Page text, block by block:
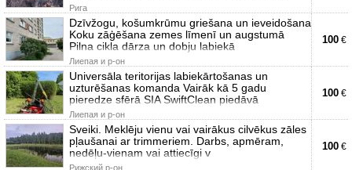
Рига
Dzīvžogu, košumkrūmu griešana un ieveidošana
Koku zāģēšana zemes līmenī un augstumā
Pilna cikla dārza un dobju labiekā
Лиепая и р-он
100 €
Universāla teritorijas labiekārtošanas un
uzturēšanas komanda Vairāk kā 5 gadu
pieredze sfērā SIA SwiftClean piedāvā
Лиепая и р-он
100 €
Sveiki. Meklēju vienu vai vairākus cilvēkus zāles
pļaušanai ar trimmeriem. Darbs, apmēram,
nedēļu-vienam vai attiecīgi v
Рижский р-он
100 €